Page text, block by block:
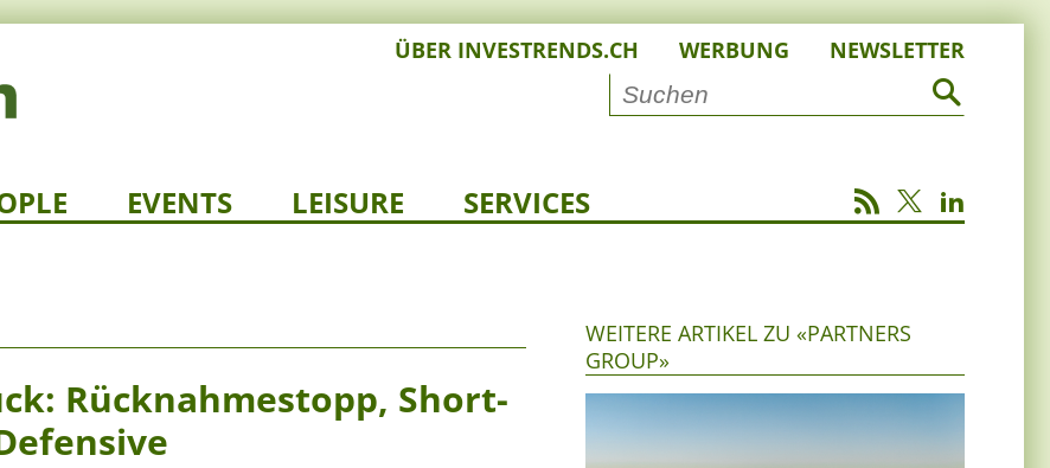
ÜBER INVESTRENDS.CH WERBUNG NEWSLETTER
EVENTS LEISURE SERVICES
Rücknahmestopp, Short-
WEITERE ARTIKEL ZU «PARTNERS
GROUP»